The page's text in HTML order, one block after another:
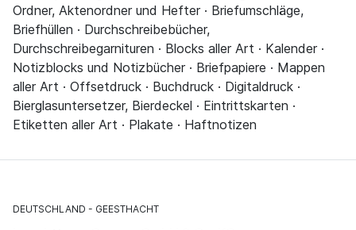
Ordner, Aktenordner und Hefter · Briefumschläge,
Briefhüllen · Durchschreibebücher,
Durchschreibegarnituren · Blocks aller Art · Kalender ·
Notizblocks und Notizbücher · Briefpapiere · Mappen
aller Art · Offsetdruck · Buchdruck · Digitaldruck ·
Bierglasuntersetzer, Bierdeckel · Eintrittskarten ·
Etiketten aller Art · Plakate · Haftnotizen
DEUTSCHLAND GEESTHACHT